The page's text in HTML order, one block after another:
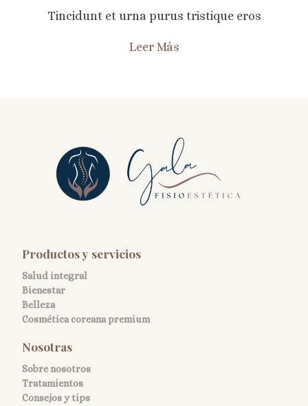
Tincidunt et urna purus tristique eros
Leer Más
Productos y servicios
Salud integral
Bienestar
Belleza
Cosmética coreana premium
Nosotras
Sobre nosotros
Tratamientos
Consejos y tips